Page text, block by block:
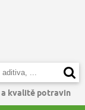
kvalitě potravin